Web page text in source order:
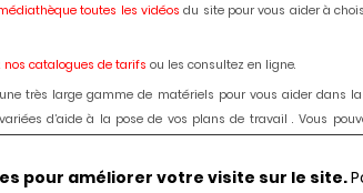
toutes les vidéos du site pour vous aider à
catalogues de tarifs ou les consultez en ligne.
très large gamme de matériels pour vous aider dans
d’aide à la pose de vos plans de travail . Vous
tronçonnage,polissage, bouchardage des marbres,
pour améliorer votre visite sur le site.